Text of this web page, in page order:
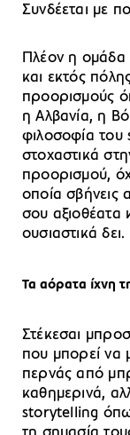
Συνδέεται με
Πλέον η ομάδα
και εκτός
προορισμούς
η Αλβανία, η
φιλοσοφία του
στοχαστικά
προορισμού,
οποία σβήνεις
σου αξιοθέατα
ουσιαστικά δει.
Τα αόρατα ίχνη
Στέκεσαι
που μπορεί να
περνάς από
καθημερινά,
storytelling